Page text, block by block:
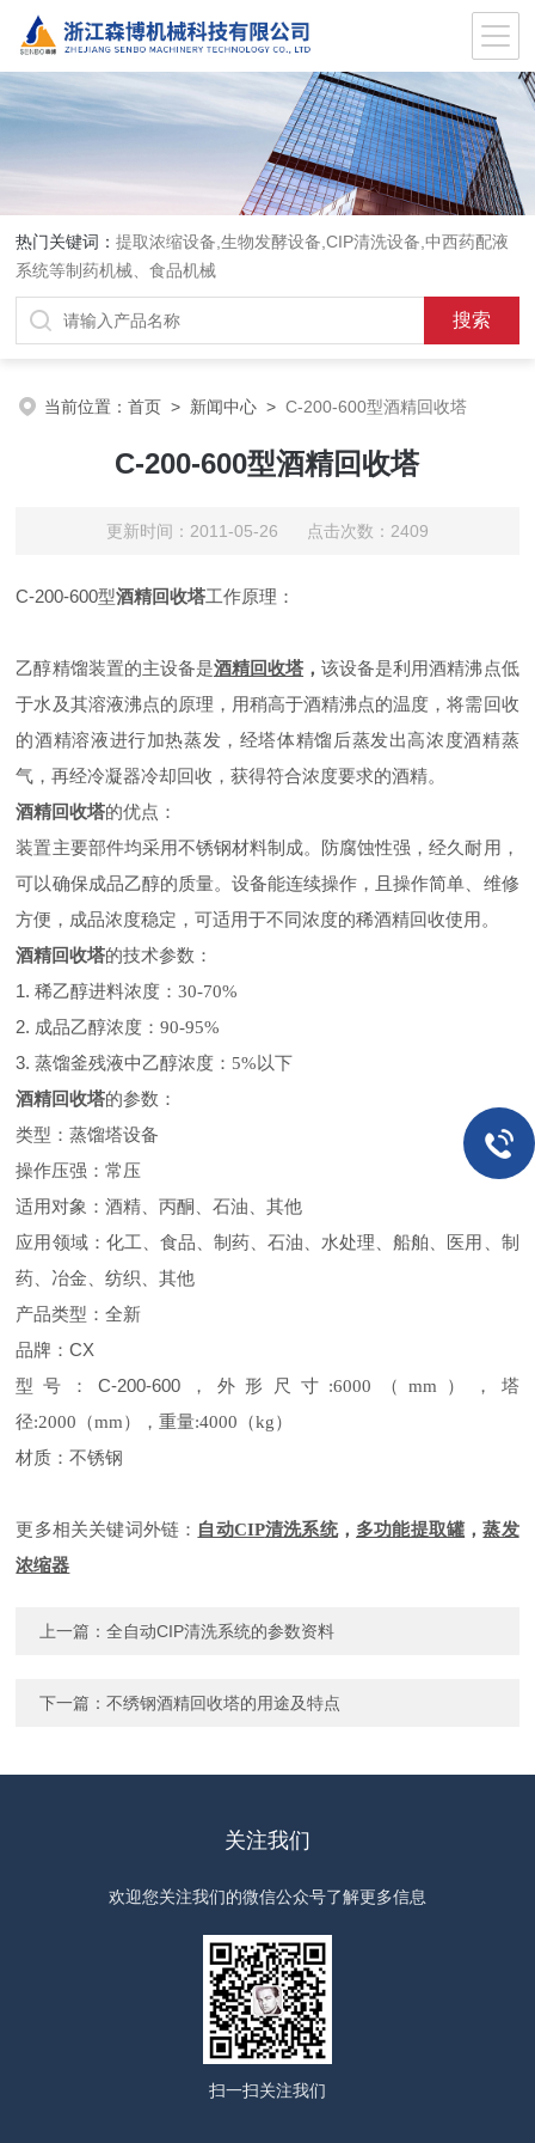
热门关键词：提取浓缩设备,生物发酵设备,CIP清洗设备,中西药配液
系统等制药机械、食品机械
当前位置：首页 > 新闻中心 >C-200-600型酒精回收塔
C-200-600型酒精回收塔
更新时间：2011-05-26 点击次数：2409
C-200-600型酒精回收塔工作原理 ：
乙醇精馏装置的主设备是酒精回收塔 ，该设备是利用酒精沸点低
于水及其溶液沸点的原理，用稍高于酒精沸点的温度，将需回收
的酒精溶液进行加热蒸发，经塔体精馏后蒸发出高浓度酒精蒸
气，再经冷凝器冷却回收，获得符合浓度要求的酒精。
酒精回收塔的优点 ：
装置主要部件均采用不锈钢材料制成。防腐蚀性强，经久耐用，
可以确保成品乙醇的质量。设备能连续操作，且操作简单、维修
方便，成品浓度稳定，可适用于不同浓度的稀酒精回收使用。
酒精回收塔的技术参数 ：
1.稀乙醇进料浓度：30-70%
2. 成品乙醇浓度：90-95%
3.蒸馏釜残液中乙醇浓度： 5%以下
酒精回收塔的参数：
类型 ：蒸馏塔设备
操作压强 ：常压
适用对象 ：酒精、丙酮、石油、其他
应用领域： 化工、食品、制药、石油、水处理、船舶、医用、制
药、冶金、纺织、其他
产品类型 ：全新
品牌 ：CX
型号
：C-200-600 ，外形尺寸 :6000 （ mm ），塔
径:2000 （mm），重量:4000 （kg）
材质 ：不锈钢
更多相关关键词外链： 自动CIP清洗系统， 多功能提取罐，蒸发
浓缩器
上一篇：全自动CIP清洗系统的参数资料
下一篇：不绣钢酒精回收塔的用途及特点
关注我们
欢迎您关注我们的微信公众号了解更多信息
扫一扫关注我们